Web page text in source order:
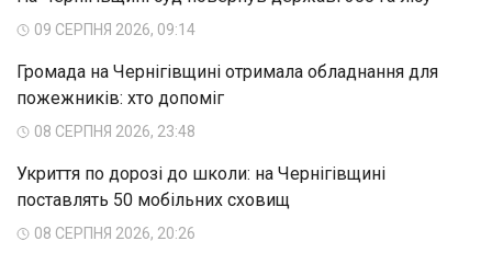
09 СЕРПНЯ 2026, 09:14
Громада на Чернігівщині отримала обладнання для
пожежників: хто допоміг
08 СЕРПНЯ 2026, 23:48
Укриття по дорозі до школи: на Чернігівщині
поставлять 50 мобільних сховищ
08 СЕРПНЯ 2026, 20:26